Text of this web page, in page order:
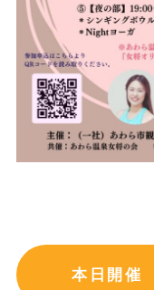
本日開催